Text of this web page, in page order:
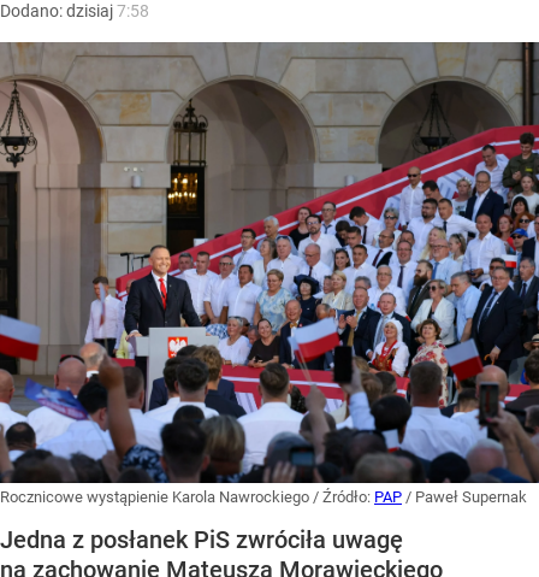
Dodano:dzisiaj7:58
Rocznicowe wystąpienie Karola Nawrockiego / Źródło: PAP / Paweł Supernak
Jedna z posłanek PiS zwróciła uwagę
na zachowanie Mateusza Morawieckiego